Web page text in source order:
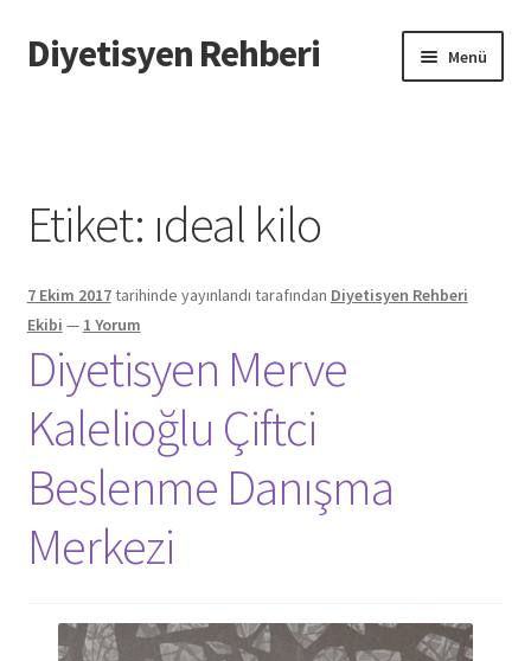
Dolaşıma
geç
İçeriğe
geç
Diyetisyen Rehberi Menü
Hata Bildir
iletişim
Sayfamı Düzenlemek İstiyorum
Yardım
Formu doldurun biz sayfanızı oluşturalım
Etiket: ıdeal kilo
7 Ekim 2017tarihinde yayınlandı tarafından Diyetisyen Rehberi
Ekibi — 1 Yorum
Diyetisyen Merve
Kalelioğlu Çiftci
Beslenme Danışma
Merkezi